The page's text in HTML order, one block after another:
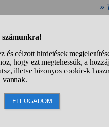
»
Talált kérdések:
napijegyet venni egy 16
tartani, mert ő is és én is
lett a vége. Ezért gondolkodtam
lenne.